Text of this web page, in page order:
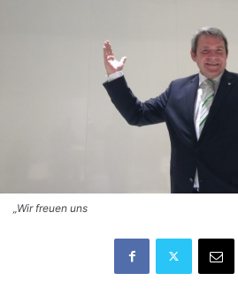
„Wir freuen uns